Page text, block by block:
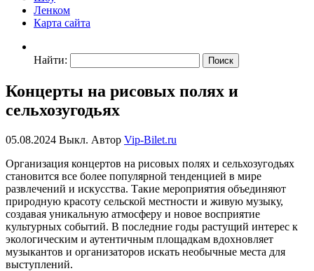
Ленком
Карта сайта
Найти:
Концерты на рисовых полях и
сельхозугодьях
05.08.2024 Выкл. Автор Vip-Bilet.ru
Организация концертов на рисовых полях и сельхозугодьях
становится все более популярной тенденцией в мире
развлечений и искусства. Такие мероприятия объединяют
природную красоту сельской местности и живую музыку,
создавая уникальную атмосферу и новое восприятие
культурных событий. В последние годы растущий интерес к
экологическим и аутентичным площадкам вдохновляет
музыкантов и организаторов искать необычные места для
выступлений.